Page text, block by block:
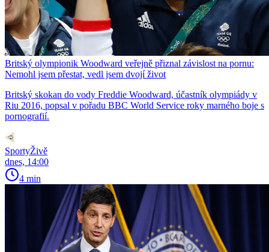
Britský olympionik Woodward veřejně přiznal závislost na pornu:
Nemohl jsem přestat, vedl jsem dvojí život
Britský skokan do vody Freddie Woodward, účastník olympiády v
Riu 2016, popsal v pořadu BBC World Service roky marného boje s
pornografií.
SportyŽivě
dnes, 14:00
4 min